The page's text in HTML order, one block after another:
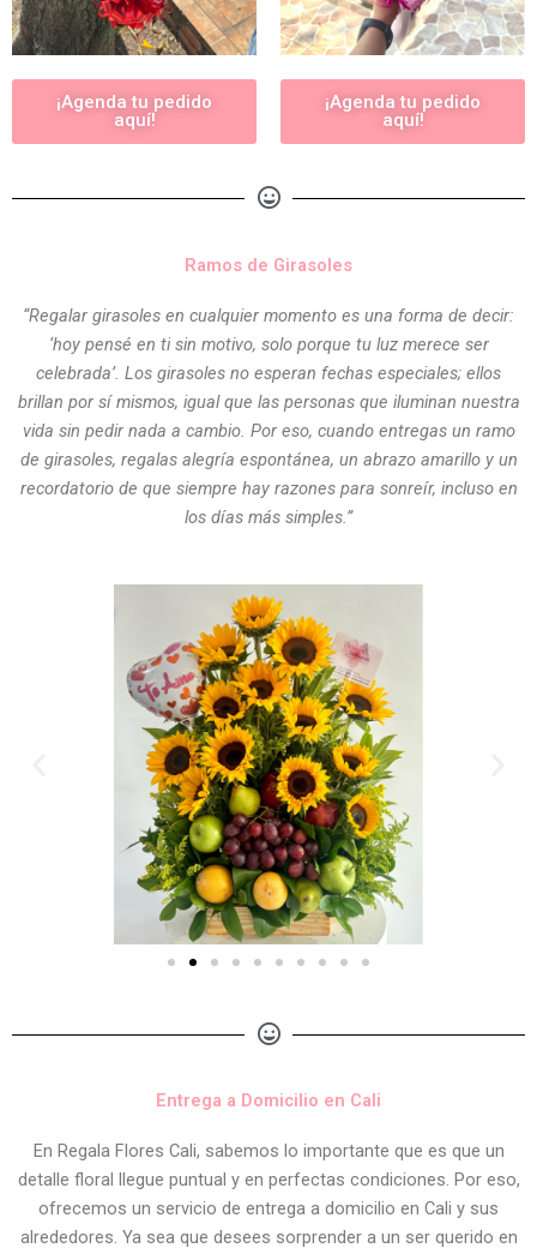
¡Agenda tu pedido
aquí!
¡Agenda tu pedido
aquí!
Ramos de Girasoles
“Regalar girasoles en cualquier momento es una forma de decir:
‘hoy pensé en ti sin motivo, solo porque tu luz merece ser
celebrada’. Los girasoles no esperan fechas especiales; ellos
brillan por sí mismos, igual que las personas que iluminan nuestra
vida sin pedir nada a cambio. Por eso, cuando entregas un ramo
de girasoles, regalas alegría espontánea, un abrazo amarillo y un
recordatorio de que siempre hay razones para sonreír, incluso en
los días más simples.”
Entrega a Domicilio en Cali
En Regala Flores Cali, sabemos lo importante que es que un
detalle floral llegue puntual y en perfectas condiciones. Por eso,
ofrecemos un servicio de entrega a domicilio en Cali y sus
alrededores. Ya sea que desees sorprender a un ser querido en